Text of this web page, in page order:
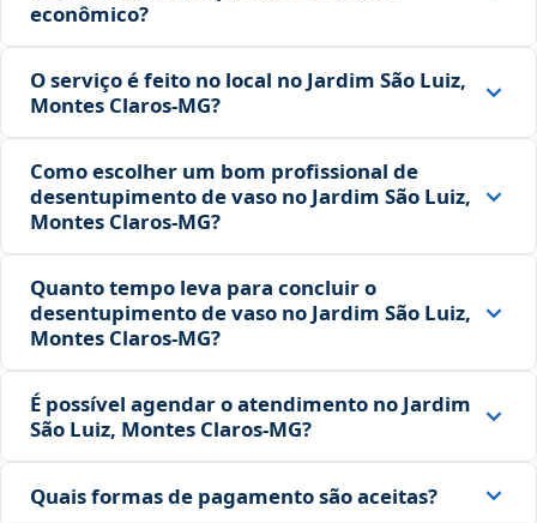
econômico?
O serviço é feito no local no Jardim São Luiz,
Montes Claros‑MG?
Como escolher um bom profissional de
desentupimento de vaso no Jardim São Luiz,
Montes Claros‑MG?
Quanto tempo leva para concluir o
desentupimento de vaso no Jardim São Luiz,
Montes Claros‑MG?
É possível agendar o atendimento no Jardim
São Luiz, Montes Claros‑MG?
Quais formas de pagamento são aceitas?